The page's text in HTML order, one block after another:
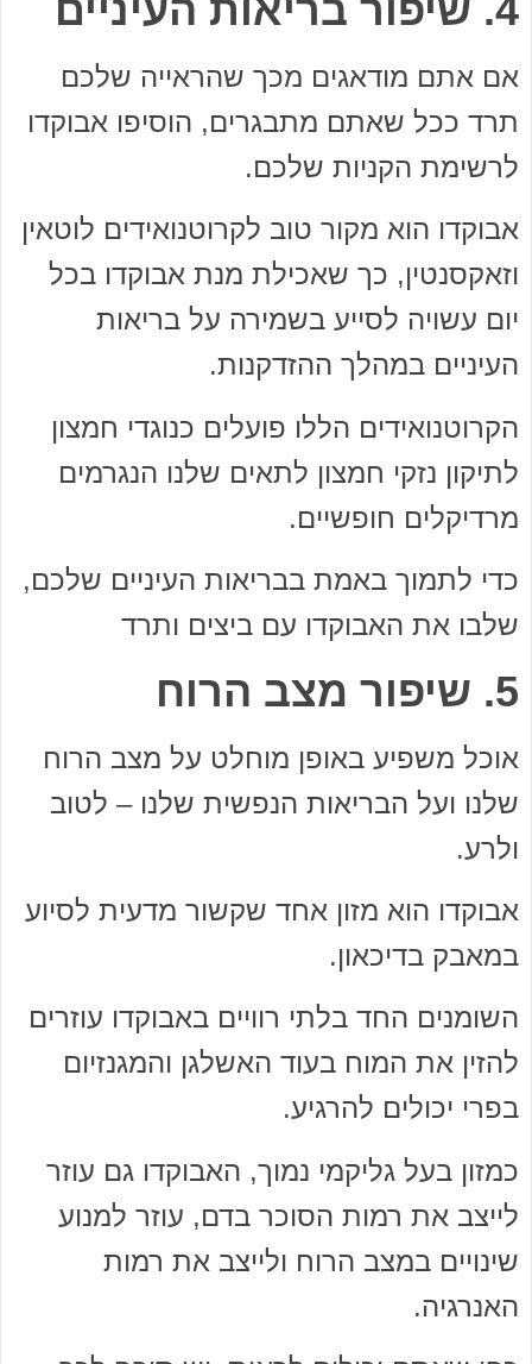
4. שיפור בריאות העיניים
אם אתם מודאגים מכך שהראייה שלכם
תרד ככל שאתם מתבגרים, הוסיפו אבוקדו
לרשימת הקניות שלכם.
אבוקדו הוא מקור טוב לקרוטנואידים לוטאין
וזאקסנטין, כך שאכילת מנת אבוקדו בכל
יום עשויה לסייע בשמירה על בריאות
העיניים במהלך ההזדקנות.
הקרוטנואידים הללו פועלים כנוגדי חמצון
לתיקון נזקי חמצון לתאים שלנו הנגרמים
מרדיקלים חופשיים.
כדי לתמוך באמת בבריאות העיניים שלכם,
שלבו את האבוקדו עם ביצים ותרד
5. שיפור מצב הרוח
אוכל משפיע באופן מוחלט על מצב הרוח
שלנו ועל הבריאות הנפשית שלנו – לטוב
ולרע.
אבוקדו הוא מזון אחד שקשור מדעית לסיוע
במאבק בדיכאון.
השומנים החד בלתי רוויים באבוקדו עוזרים
להזין את המוח בעוד האשלגן והמגנזיום
בפרי יכולים להרגיע.
כמזון בעל גליקמי נמוך, האבוקדו גם עוזר
לייצב את רמות הסוכר בדם, עוזר למנוע
שינויים במצב הרוח ולייצב את רמות
האנרגיה.